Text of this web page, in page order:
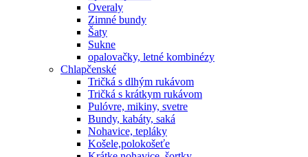
Overaly
Zimné bundy
Šaty
Sukne
opalovačky, letné kombinézy
Chlapčenské
Tričká s dlhým rukávom
Tričká s krátkym rukávom
Pulóvre, mikiny, svetre
Bundy, kabáty, saká
Nohavice, tepláky
Košele,polokošeťe